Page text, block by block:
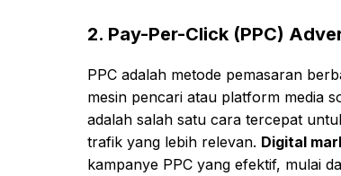
2. Pay-Per-Click (PPC)
PPC adalah metode pemasaran
mesin pencari atau platform media
adalah salah satu cara tercepat
trafik yang lebih relevan. Digital
kampanye PPC yang efektif, mulai